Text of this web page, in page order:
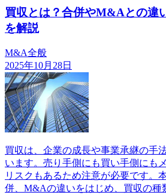
買収とは？合併やM&Aとの違
を解説
M&A全般
2025年10月28日
買収は、企業の成長や事業承継の手
います。売り手側にも買い手側にも
リスクもあるため注意が必要です。
併、M&Aの違いをはじめ、買収の種